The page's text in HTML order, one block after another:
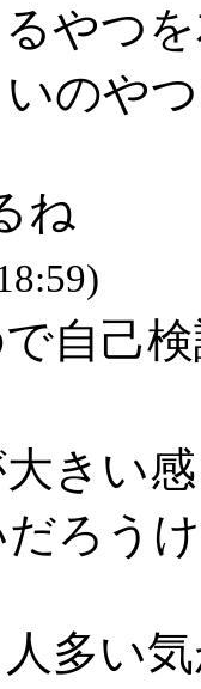
やつ
のや
ね
自己
きい
ろう
多い